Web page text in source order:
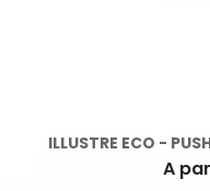
ILLUSTRE ECO -
A